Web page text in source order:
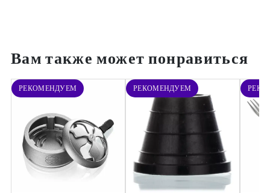
Вам также может понравиться
РЕКОМЕНДУЕМ РЕКОМЕНДУЕМ